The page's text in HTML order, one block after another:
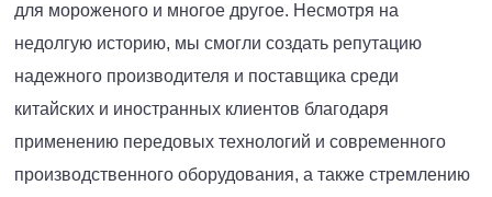
для мороженого и многое другое. Несмотря на
недолгую историю, мы смогли создать репутацию
надежного производителя и поставщика среди
китайских и иностранных клиентов благодаря
применению передовых технологий и современного
производственного оборудования, а также стремлению